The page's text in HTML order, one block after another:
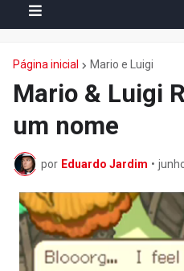
Página inicial Mario e Luigi
Mario & Luigi
um nome
por Eduardo Jardim •